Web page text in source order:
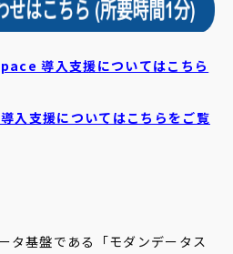
導入支援についてはこちら
導入支援についてはこちらをご覧
タ基盤である「モダンデータス